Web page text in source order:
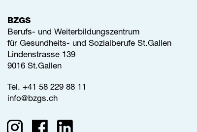
BZGS
Berufs- und Weiterbildungszentrum
für Gesundheits- und Sozialberufe St.Gallen
Lindenstrasse 139
9016 St.Gallen
Tel. +41 58 229 88 11
info@bzgs.ch